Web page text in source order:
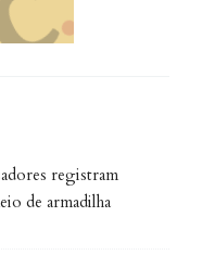
registram
de armadilha